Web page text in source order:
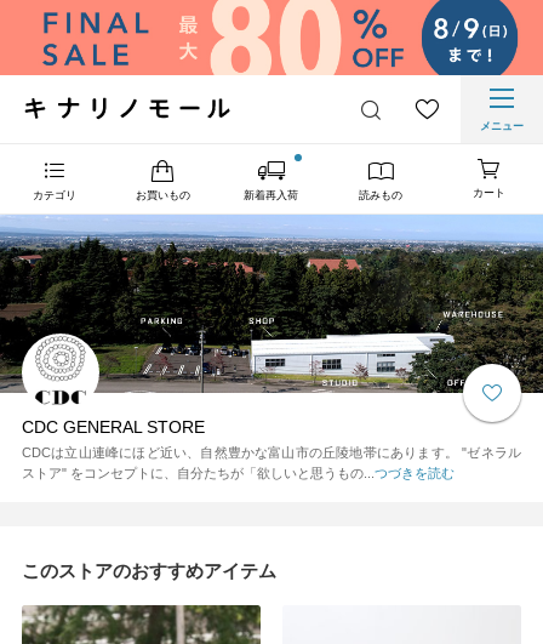
メニュー
カテゴリ お買いもの 新着再入荷 読みもの カート
CDC GENERAL STORE
CDCは立山連峰にほど近い、自然豊かな富山市の丘陵地帯にあります。 "ゼネラル
ストア" をコンセプトに、自分たちが「欲しいと思うもの... つづきを読む
このストアのおすすめアイテム